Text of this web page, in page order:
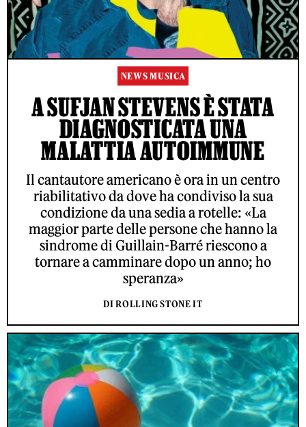
NEWS MUSICA
A SUFJAN STEVENS È STATA
DIAGNOSTICATA UNA
MALATTIA AUTOIMMUNE
Il cantautore americano è ora in un centro
riabilitativo da dove ha condiviso la sua
condizione da una sedia a rotelle: «La
maggior parte delle persone che hanno la
sindrome di Guillain-Barré riescono a
tornare a camminare dopo un anno; ho
speranza»
DI ROLLING STONE IT